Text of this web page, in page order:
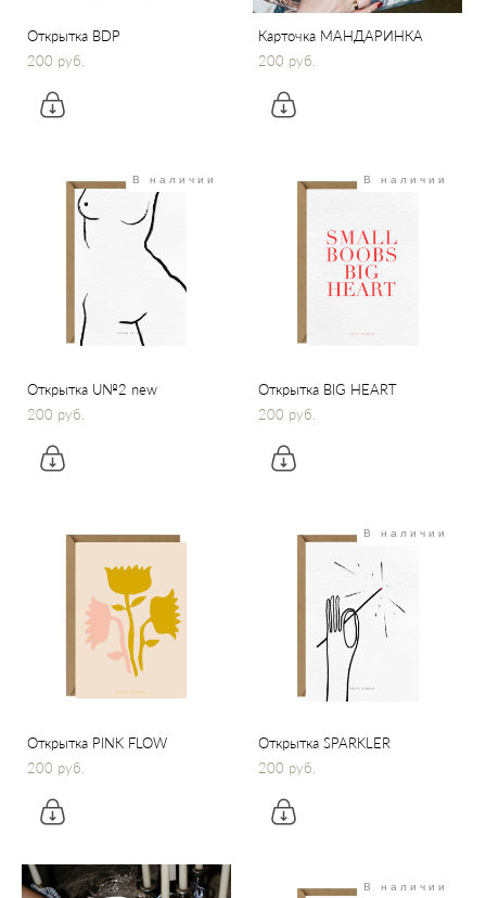
Открытка BDP
200 pуб.
Карточка МАНДАРИНКА
200 pуб.
В наличии
Открытка U№2 new
200 pуб.
В наличии
Открытка BIG HEART
200 pуб.
Открытка PINK FLOW
200 pуб.
В наличии
Открытка SPARKLER
200 pуб.
В наличии